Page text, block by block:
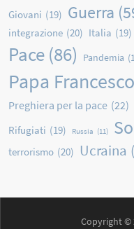
Giovani (19) Guerra
integrazione (20) Italia (19)
Pace (86) Pandemia
Papa Francesco
Preghiera per la pace (22)
Rifugiati (19) Russia (11)
terrorismo (20) Ucraina
Copyright ©